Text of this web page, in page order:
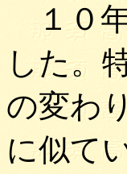
１０
した。
の変わ
に似て